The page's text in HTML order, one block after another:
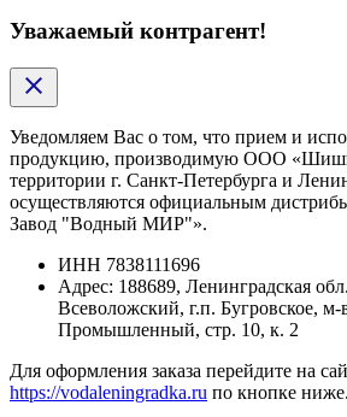
Уважаемый контрагент!
Уведомляем Вас о том, что прием и
продукцию, производимую ООО
территории г. Санкт-Петербурга и
осуществляются официальным
Завод "Водный МИР"».
ИНН 7838111696
Адрес: 188689, Ленинградская
Всеволожский, г.п. Бугровское,
Промышленный, стр. 10, к. 2
Для оформления заказа перейдите на
https://vodaleningradka.ru по кнопке ниже.